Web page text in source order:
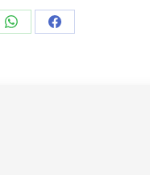
Share
Share